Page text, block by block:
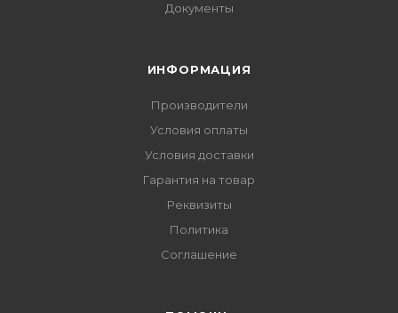
Документы
ИНФОРМАЦИЯ
Производители
Условия оплаты
Условия доставки
Гарантия на товар
Реквизиты
Политика
Соглашение